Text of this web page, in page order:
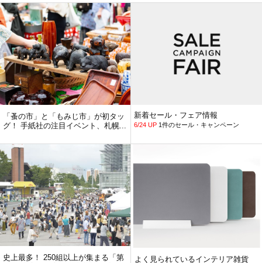
新着セール・フェア情報
6/24 UP 1件のセール・キャンペーン
「蚤の市」と「もみじ市」が初タッ
グ！ 手紙社の注目イベント、札幌...
史上最多！ 250組以上が集まる「第
よく見られているインテリア雑貨